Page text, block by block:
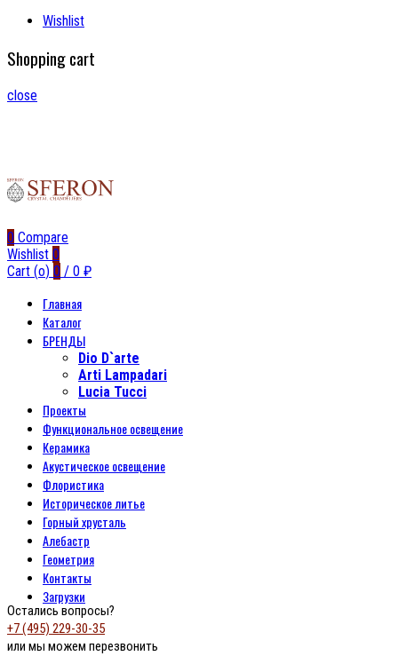
Wishlist
Shopping cart
close
0 Compare
Wishlist 0
Cart (o) 0 / 0 ₽
Главная
Каталог
БРЕНДЫ
Dio D`arte
Arti Lampadari
Lucia Tucci
Проекты
Функциональное освещение
Керамика
Акустическое освещение
Флористика
Историческое литье
Горный хрусталь
Алебастр
Геометрия
Контакты
Загрузки
Остались вопросы?
+7 (495) 229-30-35
или мы можем перезвонить